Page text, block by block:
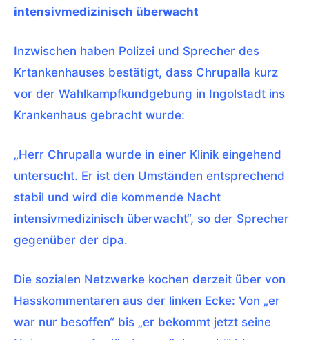
intensivmedizinisch überwacht
Inzwischen haben Polizei und Sprecher des
Krtankenhauses bestätigt, dass Chrupalla kurz
vor der Wahlkampfkundgebung in Ingolstadt ins
Krankenhaus gebracht wurde:
„Herr Chrupalla wurde in einer Klinik eingehend
untersucht. Er ist den Umständen entsprechend
stabil und wird die kommende Nacht
intensivmedizinisch überwacht“, so der Sprecher
gegenüber der dpa.
Die sozialen Netzwerke kochen derzeit über von
Hasskommentaren aus der linken Ecke: Von „er
war nur besoffen“ bis „er bekommt jetzt seine